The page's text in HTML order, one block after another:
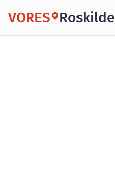
VORES Roskilde